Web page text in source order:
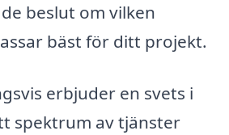
beslut om vilken
bäst för ditt projekt.
erbjuder en svets i
spektrum av tjänster